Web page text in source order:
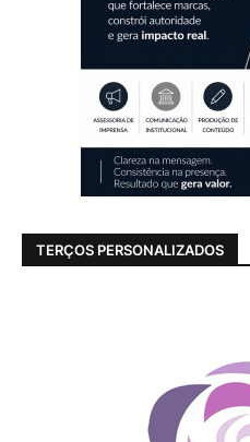
TERÇOS PERSONALIZADOS